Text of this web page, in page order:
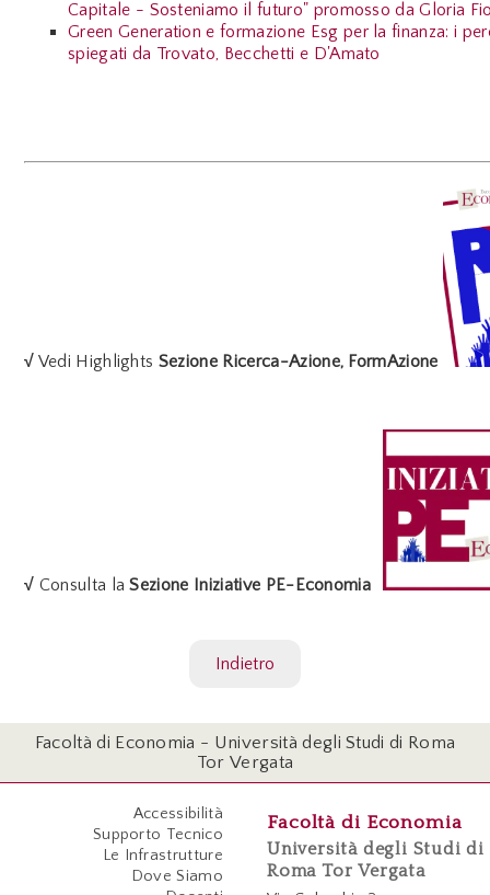
Capitale - Sosteniamo il futuro" promosso da Gloria
Green Generation e formazione Esg per la finanza: i
spiegati da Trovato, Becchetti e D'Amato
√ Vedi Highlights Sezione Ricerca-Azione, FormAzione
√ Consulta laSezione Iniziative PE-Economia
Indietro
Facoltà di Economia - Università degli Studi di Roma
Tor Vergata
Accessibilità
Supporto Tecnico
Le Infrastrutture
Dove Siamo
Facoltà di Economia
Università degli Studi di
Roma Tor Vergata